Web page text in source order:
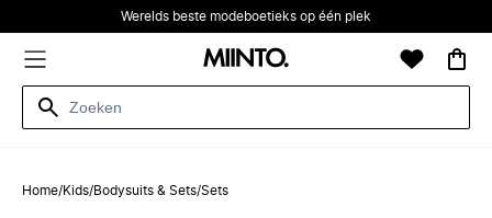
Werelds beste modeboetieks op één plek
Home/Kids/Bodysuits & Sets/Sets